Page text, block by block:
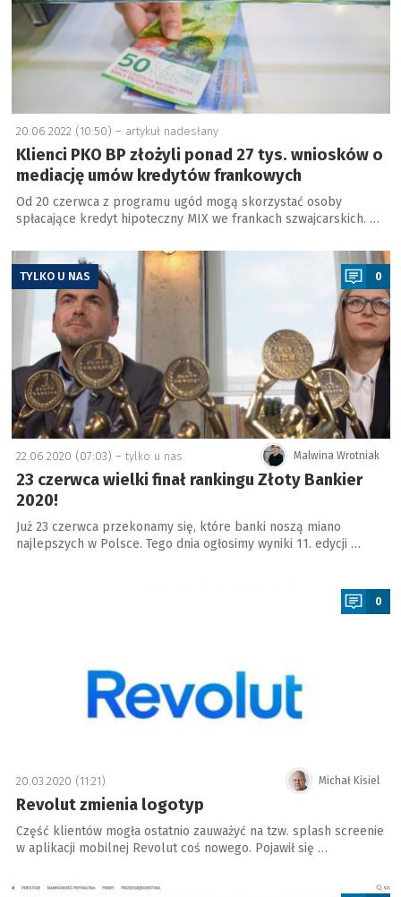
20.06.2022 (10:50) – artykuł nadesłany
Klienci PKO BP złożyli ponad 27 tys. wniosków o
mediację umów kredytów frankowych
Od 20 czerwca z programu ugód mogą skorzystać osoby
spłacające kredyt hipoteczny MIX we frankach szwajcarskich. …
a
TYLKO U NAS 0
Malwina Wrotniak
22.06.2020 (07:03) – tylko u nas
23 czerwca wielki finał rankingu Złoty Bankier
2020!
Już 23 czerwca przekonamy się, które banki noszą miano
najlepszych w Polsce. Tego dnia ogłosimy wyniki 11. edycji …
0
Michał Kisiel
20.03.2020 (11:21)
Revolut zmienia logotyp
Część klientów mogła ostatnio zauważyć na tzw. splash screenie
w aplikacji mobilnej Revolut coś nowego. Pojawił się …